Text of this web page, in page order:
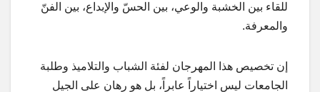
للقاء بين الخشبة والوعي، بين الحسّ والإبداع، بين الفنّ
والمعرفة.
إن تخصيص هذا المهرجان لفئة الشباب والتلاميذ وطلبة
الجامعات ليس اختياراً عابراً، بل هو رهان على الجيل